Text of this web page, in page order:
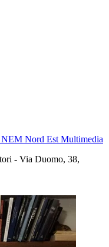
Nord Est Multimedia
- Via Duomo, 38,